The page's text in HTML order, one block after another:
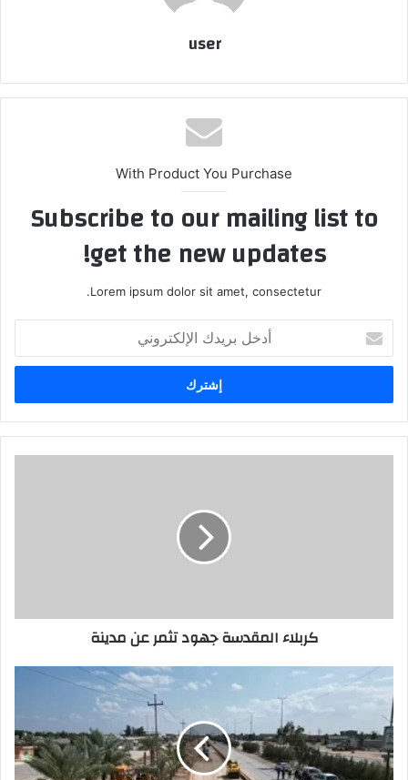
user
With Product You Purchase
Subscribe to our mailing list to
get the new updates!
Lorem ipsum dolor sit amet, consectetur.
بريدك
الإلكتروني
كربلاء المقدسة جهود تثمر عن مدينة
تباشر
العمل
بأكثر
من
200